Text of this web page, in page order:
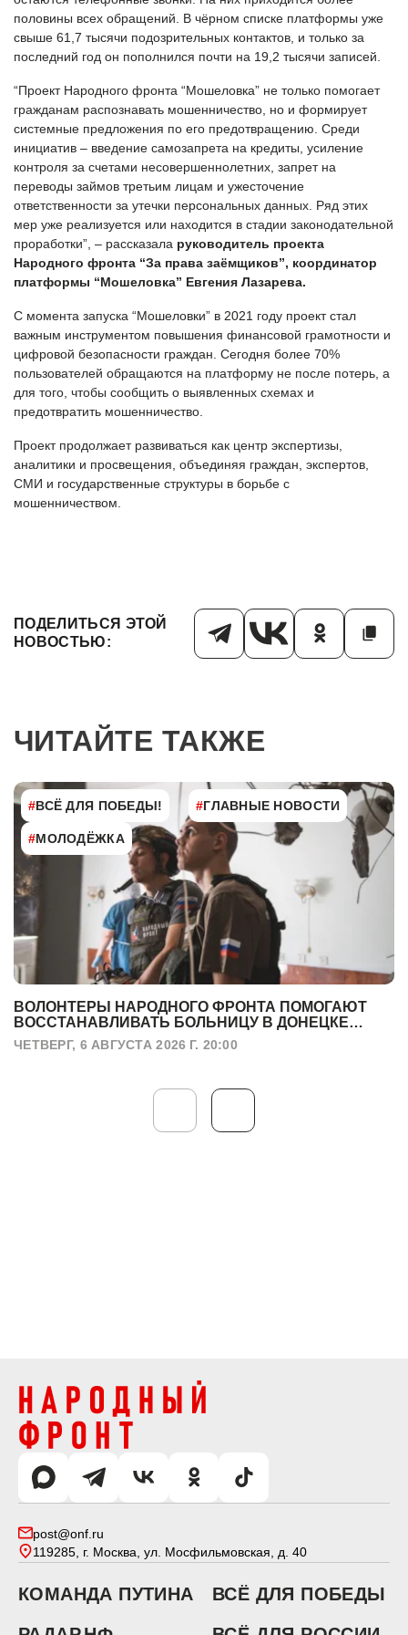
половины всех обращений. В чёрном списке платформы уже
свыше 61,7 тысячи подозрительных контактов, и только за
последний год он пополнился почти на 19,2 тысячи записей.
“Проект Народного фронта “Мошеловка” не только помогает
гражданам распознавать мошенничество, но и формирует
системные предложения по его предотвращению. Среди
инициатив – введение самозапрета на кредиты, усиление
контроля за счетами несовершеннолетних, запрет на
переводы займов третьим лицам и ужесточение
ответственности за утечки персональных данных. Ряд этих
мер уже реализуется или находится в стадии законодательной
проработки”, – рассказала руководитель проекта
Народного фронта “За права заёмщиков”, координатор
платформы “Мошеловка” Евгения Лазарева.
С момента запуска “Мошеловки” в 2021 году проект стал
важным инструментом повышения финансовой грамотности и
цифровой безопасности граждан. Сегодня более 70%
пользователей обращаются на платформу не после потерь, а
для того, чтобы сообщить о выявленных схемах и
предотвратить мошенничество.
Проект продолжает развиваться как центр экспертизы,
аналитики и просвещения, объединяя граждан, экспертов,
СМИ и государственные структуры в борьбе с
мошенничеством.
ПОДЕЛИТЬСЯ ЭТОЙ
НОВОСТЬЮ:
ЧИТАЙТЕ ТАКЖЕ
#ВСЁ ДЛЯ ПОБЕДЫ! #ГЛАВНЫЕ НОВОСТИ
#МОЛОДЁЖКА
ВОЛОНТЕРЫ НАРОДНОГО ФРОНТА ПОМОГАЮТ
ВОССТАНАВЛИВАТЬ БОЛЬНИЦУ В ДОНЕЦКЕ
ПОСЛЕ УДАРА БПЛА
ЧЕТВЕРГ, 6 АВГУСТА 2026 Г. 20:00
post@onf.ru
119285, г. Москва, ул. Мосфильмовская, д. 40
КОМАНДА ПУТИНА
ВСЁ ДЛЯ ПОБЕДЫ